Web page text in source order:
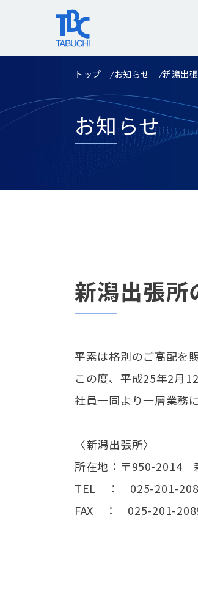
キ
お知らせ
トップ お知らせ 新潟出
新潟出張所
平素は格別のご高配を
この度、平成25年2月
社員一同より一層業務
〈新潟出張所〉
所在地：〒950-2014
TEL ： 025-201-
FAX ： 025-201-